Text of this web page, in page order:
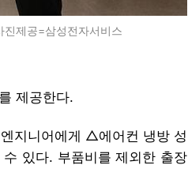
제공=삼성전자서비스
제공한다.
지니어에게 △에어컨 냉방 성
있다. 부품비를 제외한 출장